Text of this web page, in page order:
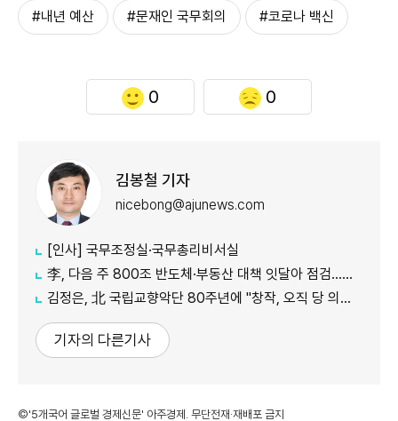
#내년 예산 #문재인 국무회의 #코로나 백신
0 0
김봉철 기자
nicebong@ajunews.com
[인사] 국무조정실·국무총리비서실
李, 다음 주 800조 반도체·부동산 대책 잇달아 점검…어떤 얘기 오갈까
김정은, 北 국립교향악단 80주년에 "창작, 오직 당 의도대로 진행"
기자의 다른기사
©'5개국어 글로벌 경제신문' 아주경제. 무단전재·재배포 금지